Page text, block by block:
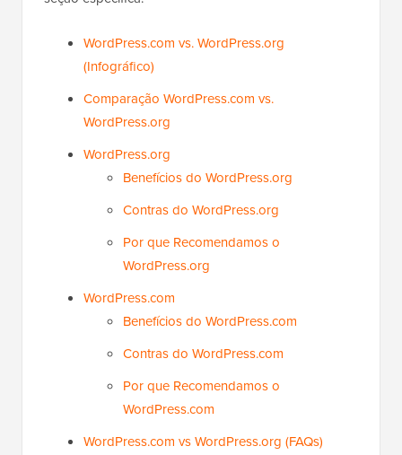
WordPress.com vs. WordPress.org
(Infográfico)
Comparação WordPress.com vs.
WordPress.org
WordPress.org
Benefícios do WordPress.org
Contras do WordPress.org
Por que Recomendamos o
WordPress.org
WordPress.com
Benefícios do WordPress.com
Contras do WordPress.com
Por que Recomendamos o
WordPress.com
WordPress.com vs WordPress.org (FAQs)